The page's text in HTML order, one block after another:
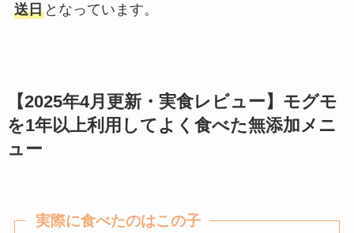
送日となっています。
【2025年4月更新・実食レビュー】モグモ
を1年以上利用してよく食べた無添加メニ
ュー
実際に食べたのはこの子